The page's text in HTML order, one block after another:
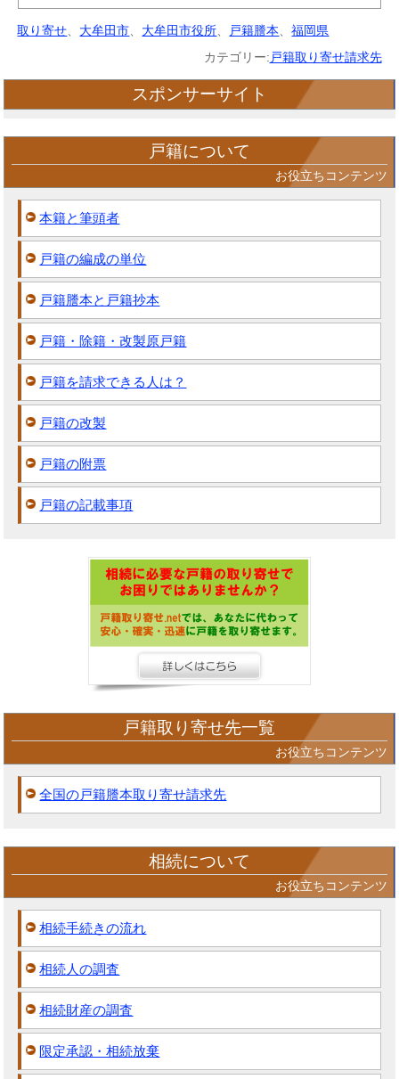
取り寄せ 大牟田市 大牟田市役所 戸籍謄本 、福岡県
カテゴリー: 戸籍取り寄せ請求先
スポンサーサイト
戸籍について
お役立ちコンテンツ
本籍と筆頭者
戸籍の編成の単位
戸籍謄本と戸籍抄本
戸籍・除籍・改製原戸籍
戸籍を請求できる人は？
戸籍の改製
戸籍の附票
戸籍の記載事項
戸籍取り寄せ先一覧
お役立ちコンテンツ
全国の戸籍謄本取り寄せ請求先
相続について
お役立ちコンテンツ
相続手続きの流れ
相続人の調査
相続財産の調査
限定承認・相続放棄